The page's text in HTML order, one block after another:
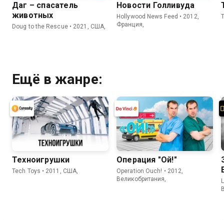
Даг – спасатель
животных
Doug to the Rescue • 2021, США,
Новости Голливуда
Hollywood News Feed • 2012,
Франция,
Ещё в жанре:
Техноигрушки
Tech Toys • 2011, США,
Операция "Ой!"
Operation Ouch! • 2012,
Великобритания,